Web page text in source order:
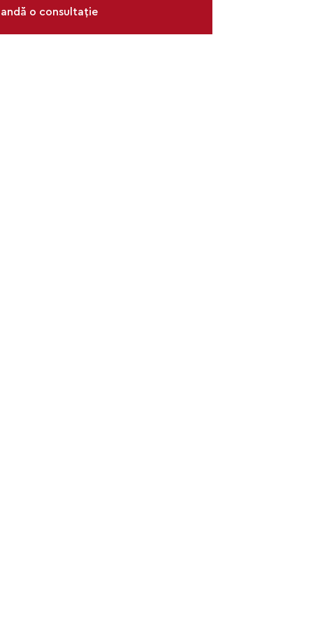
o consultație